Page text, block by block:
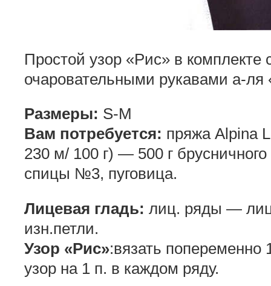
Простой узор «Рис» в
очаровательными рукавами а-ля
Размеры: S-M
Вам потребуется: пряжа Alpina
230 м/ 100 г) — 500 г брусничного
спицы №3, пуговица.
Лицевая гладь: лиц. ряды —
изн.петли.
Узор «Рис»:вязать
узор на 1 п. в каждом ряду.